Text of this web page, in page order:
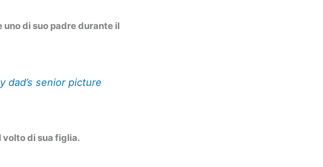
di suo padre durante il
dad’s senior picture
volto di sua figlia.